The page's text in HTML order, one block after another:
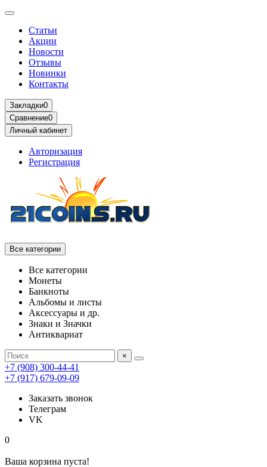
Статьи
Акции
Новости
Отзывы
Новинки
Контакты
Закладки0
Сравнение0
Личный кабинет
Авторизация
Регистрация
Все категории
Все категории
Монеты
Банкноты
Альбомы и листы
Аксессуары и др.
Знаки и Значки
Антиквариат
×
+7 (908) 300-44-41
+7 (917) 679-09-09
Заказать звонок
Телеграм
VK
0
Ваша корзина пуста!